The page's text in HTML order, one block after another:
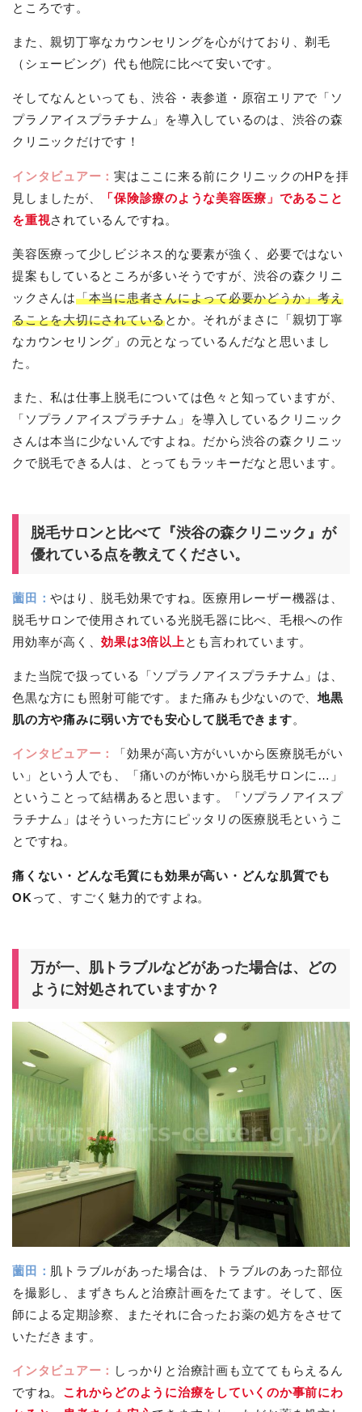
ところです。
また、親切丁寧なカウンセリングを心がけており、剃毛
（シェービング）代も他院に比べて安いです。
そしてなんといっても、渋谷・表参道・原宿エリアで「ソ
プラノアイスプラチナム」を導入しているのは、渋谷の森
クリニックだけです！
インタビュアー：実はここに来る前にクリニックのHPを拝
見しましたが、
「保険診療のような美容医療」であること
を重視されているんですね。
美容医療って少しビジネス的な要素が強く、必要ではない
提案もしているところが多いそうですが、渋谷の森クリニ
ックさんは「本当に患者さんによって必要かどうか」考え
ることを大切にされているとか。それがまさに「親切丁寧
なカウンセリング」の元となっているんだなと思いまし
た。
また、私は仕事上脱毛については色々と知っていますが、
「ソプラノアイスプラチナム」を導入しているクリニック
さんは本当に少ないんですよね。だから渋谷の森クリニッ
クで脱毛できる人は、とってもラッキーだなと思います。
脱毛サロンと比べて『渋谷の森クリニック』が
優れている点を教えてください。
薗田：やはり、脱毛効果ですね。医療用レーザー機器は、
脱毛サロンで使用されている光脱毛器に比べ、毛根への作
用効率が高く、効果は3倍以上 とも言われています。
また当院で扱っている「ソプラノアイスプラチナム」は、
色黒な方にも照射可能です。また痛みも少ないので、地黒
肌の方や痛みに弱い方でも安心して脱毛できます。
インタビュアー：
「効果が高い方がいいから医療脱毛がい
い」という人でも、「痛いのが怖いから脱毛サロンに…」
ということって結構あると思います。「ソプラノアイスプ
ラチナム」はそういった方にピッタリの医療脱毛というこ
とですね。
痛くない・どんな毛質にも効果が高い・どんな肌質でも
OK って、すごく魅力的ですよね。
万が一、肌トラブルなどがあった場合は、どの
ように対処されていますか？
薗田： 肌トラブルがあった場合は、トラブルのあった部位
を撮影し、まずきちんと治療計画をたてます。そして、医
師による定期診察、またそれに合ったお薬の処方をさせて
いただきます。
インタビュアー： しっかりと治療計画も立ててもらえるん
ですね。 これからどのように治療をしていくのか事前にわ